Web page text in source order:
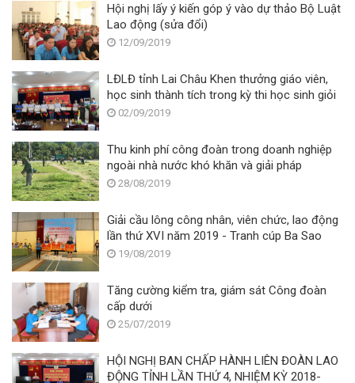
Hội nghị lấy ý kiến góp ý vào dự thảo Bộ Luật
Lao động (sửa đổi)
12/09/2019
LĐLĐ tỉnh Lai Châu Khen thưởng giáo viên,
học sinh thành tích trong kỳ thi học sinh giỏi
02/09/2019
Thu kinh phí công đoàn trong doanh nghiệp
ngoài nhà nước khó khăn và giải pháp
28/08/2019
Giải cầu lông công nhân, viên chức, lao động
lần thứ XVI năm 2019 - Tranh cúp Ba Sao
19/08/2019
Tăng cường kiểm tra, giám sát Công đoàn
cấp dưới
25/07/2019
HỘI NGHỊ BAN CHẤP HÀNH LIÊN ĐOÀN LAO
ĐỘNG TỈNH LẦN THỨ 4, NHIỆM KỲ 2018-